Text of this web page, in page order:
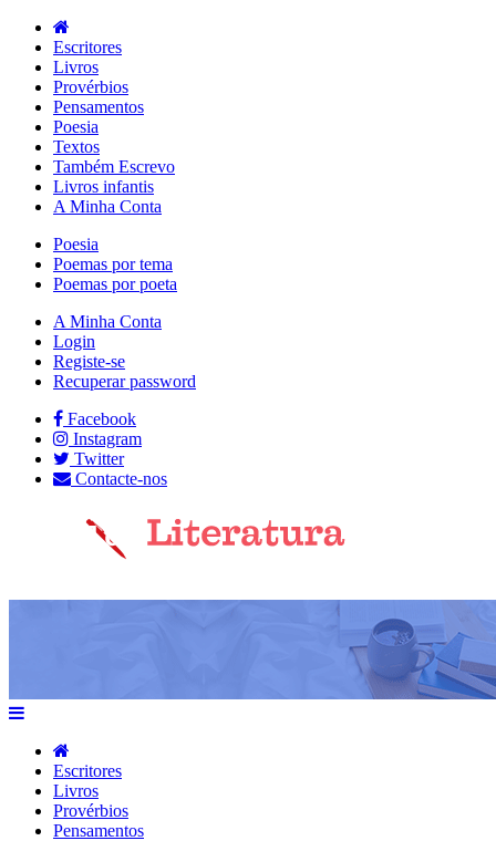
Escritores
Livros
Provérbios
Pensamentos
Poesia
Textos
Também Escrevo
Livros infantis
A Minha Conta
Poesia
Poemas por tema
Poemas por poeta
A Minha Conta
Login
Registe-se
Recuperar password
Facebook
Instagram
Twitter
Contacte-nos
Escritores
Livros
Provérbios
Pensamentos